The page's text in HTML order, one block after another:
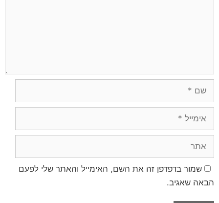
שמור בדפדפן זה את השם, האימייל והאתר שלי לפעם
הבאה שאגיב.